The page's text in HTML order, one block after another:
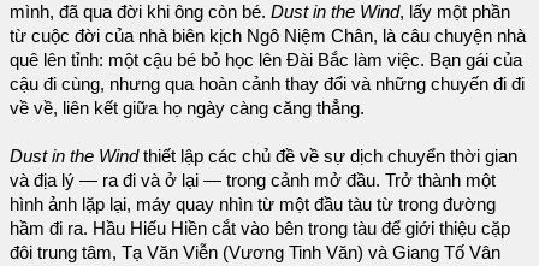
mình, đã qua đời khi ông còn bé. Dust in the Wind, lấy một phần
từ cuộc đời của nhà biên kịch Ngô Niệm Chân, là câu chuyện nhà
quê lên tỉnh: một cậu bé bỏ học lên Đài Bắc làm việc. Bạn gái của
cậu đi cùng, nhưng qua hoàn cảnh thay đổi và những chuyến đi đi
về về, liên kết giữa họ ngày càng căng thẳng.
Dust in the Windthiết lập các chủ đề về sự dịch chuyển thời gian
và địa lý — ra đi và ở lại — trong cảnh mở đầu. Trở thành một
hình ảnh lặp lại, máy quay nhìn từ một đầu tàu từ trong đường
hầm đi ra. Hầu Hiếu Hiền cắt vào bên trong tàu để giới thiệu cặp
đôi trung tâm, Tạ Văn Viễn (Vương Tinh Văn) và Giang Tố Vân